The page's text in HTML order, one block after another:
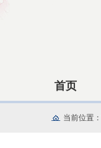
首页
当前位置：